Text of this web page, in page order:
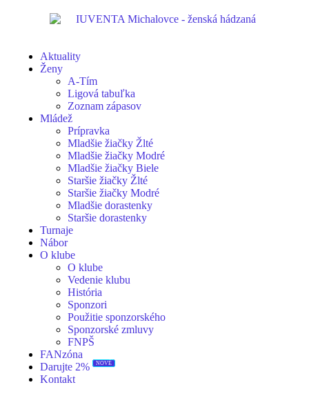
Aktuality
Ženy
A-Tím
Ligová tabuľka
Zoznam zápasov
Mládež
Prípravka
Mladšie žiačky Žlté
Mladšie žiačky Modré
Mladšie žiačky Biele
Staršie žiačky Žlté
Staršie žiačky Modré
Mladšie dorastenky
Staršie dorastenky
Turnaje
Nábor
O klube
O klube
Vedenie klubu
História
Sponzori
Použitie sponzorského
Sponzorské zmluvy
FNPŠ
FANzóna
Darujte 2%
NOVÉ
Kontakt